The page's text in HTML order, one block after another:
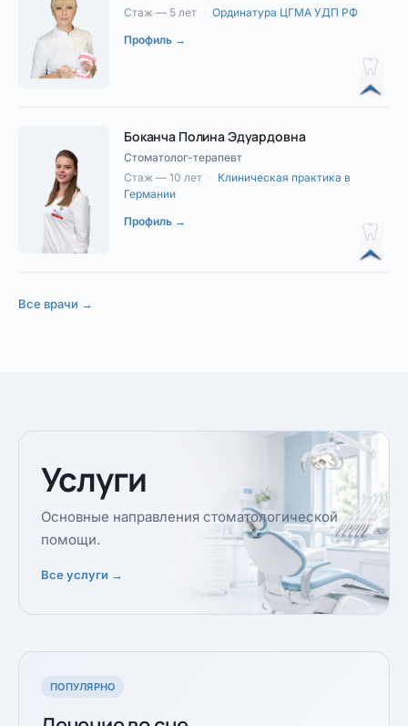
Стаж — 5 лет · Ординатура ЦГМА УДП РФ
Профиль →
Боканча Полина Эдуардовна
Стоматолог-терапевт
Стаж — 10 лет · Клиническая практика в
Германии
Профиль →
Все врачи →
Услуги
Основные направления стоматологической
помощи.
Все услуги →
ПОПУЛЯРНО